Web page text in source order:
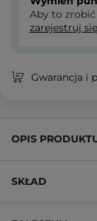
Aby to zrobić
zarejestruj się
Gwarancja i
OPIS
SKŁAD